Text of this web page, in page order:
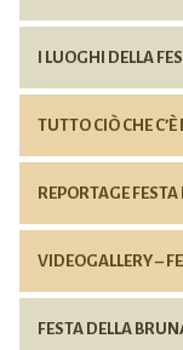
I LUOGHI DELLA
TUTTO CIÒ CHE
REPORTAGE
VIDEOGALLERY –
FESTA DELLA